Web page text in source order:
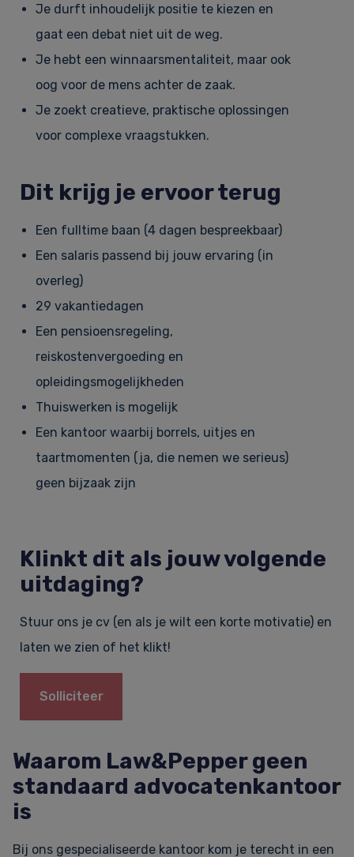
Je durft inhoudelijk positie te kiezen en
gaat een debat niet uit de weg.
Je hebt een winnaarsmentaliteit, maar ook
oog voor de mens achter de zaak.
Je zoekt creatieve, praktische oplossingen
voor complexe vraagstukken.
Dit krijg je ervoor terug
Een fulltime baan (4 dagen bespreekbaar)
Een salaris passend bij jouw ervaring (in
overleg)
29 vakantiedagen
Een pensioensregeling,
reiskostenvergoeding en
opleidingsmogelijkheden
Thuiswerken is mogelijk
Een kantoor waarbij borrels, uitjes en
taartmomenten (ja, die nemen we serieus)
geen bijzaak zijn
Klinkt dit als jouw volgende
uitdaging?
Stuur ons je cv (en als je wilt een korte motivatie) en
laten we zien of het klikt!
Solliciteer
Waarom Law&Pepper geen
standaard advocatenkantoor
is
Bij ons gespecialiseerde kantoor kom je terecht in een